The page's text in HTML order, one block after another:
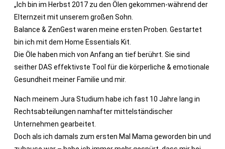
„Ich bin im Herbst 2017 zu den Ölen gekommen-während der
Elternzeit mit unserem großen Sohn.
Balance & ZenGest waren meine ersten Proben. Gestartet
bin ich mit dem Home Essentials Kit.
Die Öle haben mich von Anfang an tief berührt. Sie sind
seither DAS effektivste Tool für die körperliche & emotionale
Gesundheit meiner Familie und mir.
Nach meinem Jura Studium habe ich fast 10 Jahre lang in
Rechtsabteilungen namhafter mittelständischer
Unternehmen gearbeitet.
Doch als ich damals zum ersten Mal Mama geworden bin und